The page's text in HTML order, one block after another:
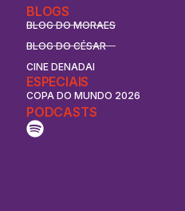
BLOGS
BLOG DO MORAES
BLOG DO CÉSAR
CINE DENADAI
ESPECIAIS
COPA DO MUNDO 2026
PODCASTS